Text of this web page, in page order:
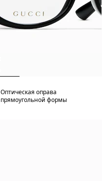
Оптическая оправа
прямоугольной формы